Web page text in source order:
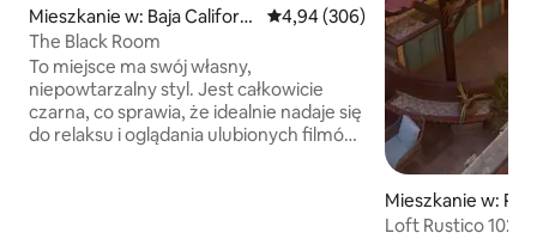
Mieszkanie w: Baja Californi
a
Średnia ocena: 4,94 na 5, liczba
4,94 (306)
The Black Room
To miejsce ma swój własny,
niepowtarzalny styl. Jest całkowicie
czarna, co sprawia, że idealnie nadaje się
do relaksu i oglądania ulubionych filmów
Mieszkanie w:
co
Loft Rustico 102 –